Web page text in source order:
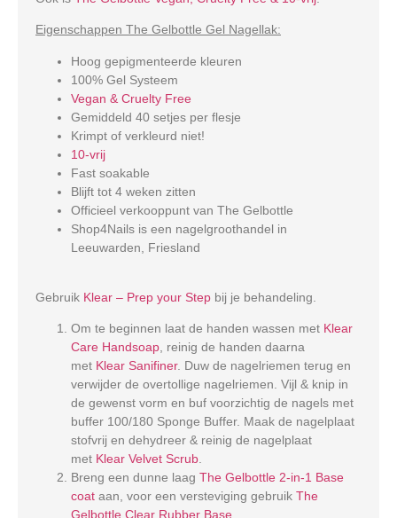
Eigenschappen The Gelbottle Gel Nagellak:
Hoog gepigmenteerde kleuren
100% Gel Systeem
Vegan & Cruelty Free
Gemiddeld 40 setjes per flesje
Krimpt of verkleurd niet!
10-vrij
Fast soakable
Blijft tot 4 weken zitten
Officieel verkooppunt van The Gelbottle
Shop4Nails is een nagelgroothandel in
Leeuwarden, Friesland
Gebruik Klear – Prep your Step bij je behandeling.
Om te beginnen laat de handen wassen met Klear
Care Handsoap, reinig de handen daarna
met Klear Sanifiner. Duw de nagelriemen terug en
verwijder de overtollige nagelriemen. Vijl & knip in
de gewenst vorm en buf voorzichtig de nagels met
buffer 100/180 Sponge Buffer. Maak de nagelplaat
stofvrij en dehydreer & reinig de nagelplaat
met Klear Velvet Scrub.
Breng een dunne laag The Gelbottle 2-in-1 Base
coat aan, voor een versteviging gebruik The
Gelbottle Clear Rubber Base